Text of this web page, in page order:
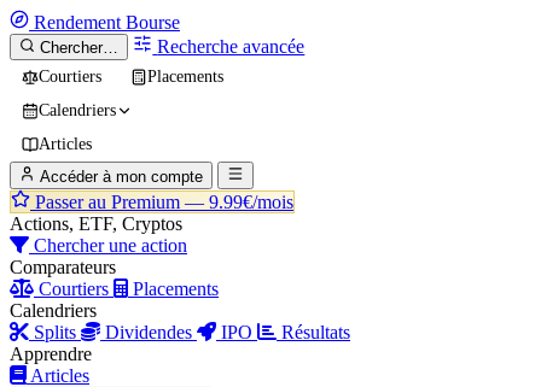
Rendement Bourse
Chercher… Recherche avancée
Courtiers
Placements
Calendriers
Articles
Accéder à mon compte
Passer au Premium — 9.99€/mois
Actions, ETF, Cryptos
Chercher une action
Comparateurs
Courtiers
Placements
Calendriers
Splits
Dividendes IPO
Résultats
Apprendre
Articles